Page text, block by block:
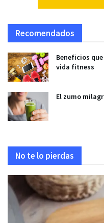
Recomendados
Beneficios
vida fitness
El zumo
No te lo pierdas